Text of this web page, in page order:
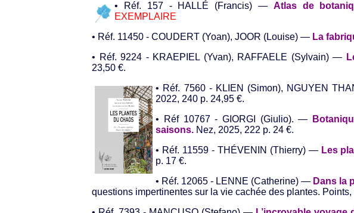
• Réf. 157 - HALLÉ (Francis) — Atlas de
EXEMPLAIRE
• Réf. 11450 - COUDERT (Yoan), JOOR (Louise) — La
• Réf. 9224 - KRAEPIEL (Yvan), RAFFAELE (Sylvain) —
23,50 €.
• Réf. 7560 - KLIEN (Simon), NGUYEN
2022, 240 p. 24,95 €.
• Réf 10767 - GIORGI (Giulio). —
saisons. Nez, 2025, 222 p. 24 €.
• Réf. 11559 - THÉVENIN (Thierry) — Les
p. 17 €.
• Réf. 12065 - LENNE (Catherine) — Dans la
questions impertinentes sur la vie cachée des plantes.